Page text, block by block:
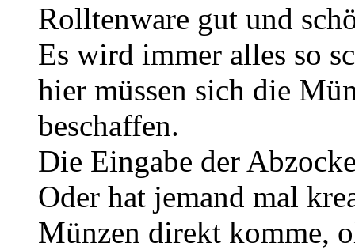
Rolltenware gut und
Es wird immer alles so
hier müssen sich die
beschaffen.
Die Eingabe der
Oder hat jemand mal
Münzen direkt komme,